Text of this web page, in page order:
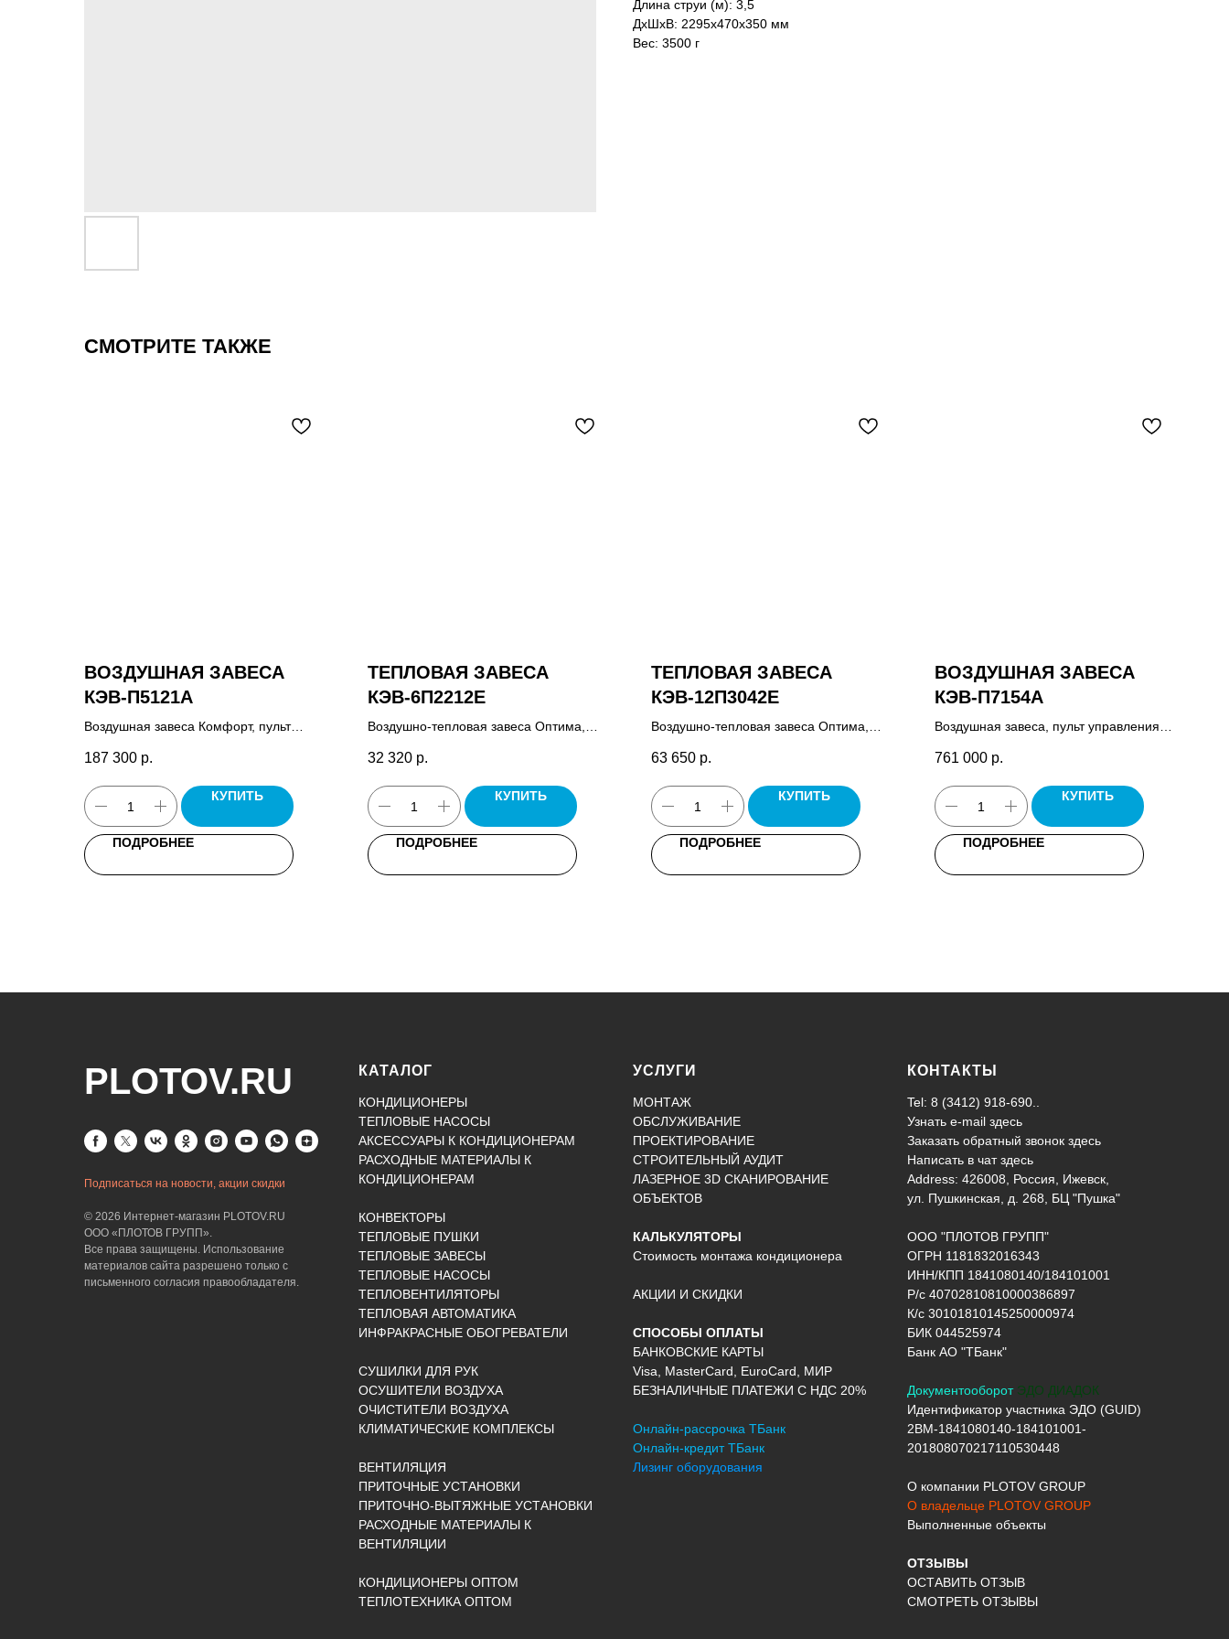
Длина струи (м): 3,5
ДxШxВ: 2295x470x350 мм
Вес: 3500 г
СМОТРИТЕ ТАКЖЕ
ВОЗДУШНАЯ ЗАВЕСА
КЭВ-П5121А
Воздушная завеса Комфорт, пульт
кронштейнов, паспорт.
187 300 р.
КУПИТЬ
ПОДРОБНЕЕ
ТЕПЛОВАЯ ЗАВЕСА
КЭВ-6П2212Е
Воздушно-тепловая завеса Оптима,
32 320 р.
КУПИТЬ
ПОДРОБНЕЕ
ТЕПЛОВАЯ ЗАВЕСА
КЭВ-12П3042E
Воздушно-тепловая завеса Оптима,
63 650 р.
КУПИТЬ
ПОДРОБНЕЕ
ВОЗДУШНАЯ ЗАВЕСА
КЭВ-П7154A
Воздушная завеса, пульт управления
761 000 р.
КУПИТЬ
ПОДРОБНЕЕ
PLOTOV.RU
Подписаться на новости, акции скидки
© 2026 Интернет-магазин PLOTOV.RU
ООО «ПЛОТОВ ГРУПП».
Все права защищены. Использование
материалов сайта разрешено только с
письменного согласия правообладателя.
КАТАЛОГ
КОНДИЦИОНЕРЫ
ТЕПЛОВЫЕ НАСОСЫ
АКСЕССУАРЫ К КОНДИЦИОНЕРАМ
РАСХОДНЫЕ МАТЕРИАЛЫ К
КОНДИЦИОНЕРАМ
КОНВЕКТОРЫ
ТЕПЛОВЫЕ ПУШКИ
ТЕПЛОВЫЕ ЗАВЕСЫ
ТЕПЛОВЫЕ НАСОСЫ
ТЕПЛОВЕНТИЛЯТОРЫ
ТЕПЛОВАЯ АВТОМАТИКА
ИНФРАКРАСНЫЕ ОБОГРЕВАТЕЛИ
СУШИЛКИ ДЛЯ РУК
ОСУШИТЕЛИ ВОЗДУХА
ОЧИСТИТЕЛИ ВОЗДУХА
КЛИМАТИЧЕСКИЕ КОМПЛЕКСЫ
ВЕНТИЛЯЦИЯ
ПРИТОЧНЫЕ УСТАНОВКИ
ПРИТОЧНО-ВЫТЯЖНЫЕ УСТАНОВКИ
РАСХОДНЫЕ МАТЕРИАЛЫ К
ВЕНТИЛЯЦИИ
КОНДИЦИОНЕРЫ ОПТОМ
ТЕПЛОТЕХНИКА ОПТОМ
УСЛУГИ
МОНТАЖ
ОБСЛУЖИВАНИЕ
ПРОЕКТИРОВАНИЕ
СТРОИТЕЛЬНЫЙ АУДИТ
ЛАЗЕРНОЕ 3D СКАНИРОВАНИЕ
ОБЪЕКТОВ
КАЛЬКУЛЯТОРЫ
Стоимость монтажа кондиционера
АКЦИИ И СКИДКИ
СПОСОБЫ ОПЛАТЫ
БАНКОВСКИЕ КАРТЫ
Visa, MasterCard, EuroCard, МИР
БЕЗНАЛИЧНЫЕ ПЛАТЕЖИ С НДС 20%
Онлайн-рассрочка ТБанк
Онлайн-кредит ТБанк
Лизинг оборудования
КОНТАКТЫ
Tel: 8 (3412) 918-690..
Узнать e-mail здесь
Заказать обратный звонок здесь
Написать в чатздесь
Address: 426008, Россия, Ижевск,
ул. Пушкинская, д. 268, БЦ "Пушка"
ООО "ПЛОТОВ ГРУПП"
ОГРН 1181832016343
ИНН/КПП 1841080140/184101001
Р/с 40702810810000386897
К/с 30101810145250000974
БИК 044525974
Банк АО "ТБанк"
Документооборот ЭДО ДИАДОК
Идентификатор участника ЭДО (GUID)
2BM-1841080140-184101001-
201808070217110530448
О компании PLOTOV GROUP
О владельце PLOTOV GROUP
Выполненные объекты
ОТЗЫВЫ
ОСТАВИТЬ ОТЗЫВ
СМОТРЕТЬ ОТЗЫВЫ